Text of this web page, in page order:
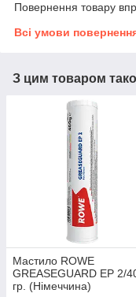
Повернення товару
Всі умови
З цим товаром
Мастило ROWE
GREASEGUARD EP 2/
гр. (Німеччина)